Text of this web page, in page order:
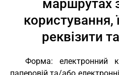
маршрутах
користування,
реквізити
Форма: електронний